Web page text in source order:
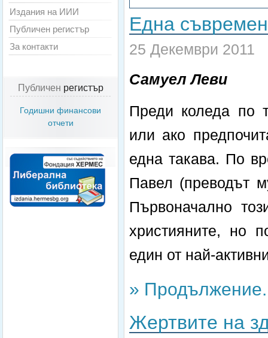
Една
25 Декември 2011
Самуел Леви
Преди коледа по
или ако
една такава. По
Павел (преводът
Първоначално
християните, но
един от най-
»
Жертвите на
Издания на ИИИ
Публичен регистър
За контакти
Публичен регистър
Годишни финансови
отчети